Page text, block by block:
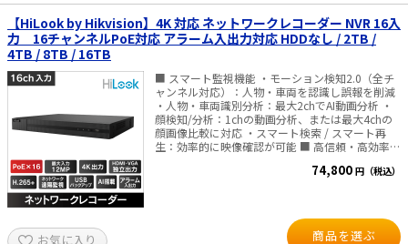
ックアップできます。 バックアップした録画デ
ータをパソコンで再生できます。 ●PoE給電に対
応 LANケーブルを使用して電源を給電できます
ので、電源がない場所でもカメラの設置が可能で
ワークに接続することで、本機から離れたところ
でも、WEBブラウザー画面からカメラのライブ映
像を見たり、録画データを視聴できます。また、
設定変更や光学ズームに対応したカメラの画像調
整も行えます。 ●ハードディスク容量の選択が可
能 ハードディスク容量（2TB、4TB、6TB、
8TB）を選択できます。 ●複数のカメラ映像を分
割表示 分割表示できますから、最大4台のカメ
ジュール録画／イベント録画／モーション録画 ・
表示画面モード：1、4、6、9分割 ・再生速度：2
【HiLook by Hikvision】4K 対応 ネットワークレコーダー NVR 16入
力 16チャンネルPoE対応 アラーム入出力対応 HDDなし / 2TB /
4TB / 8TB / 16TB
■ スマート監視機能 ・モーション検知2.0（全チ
ャンネル対応）：人物・車両を認識し誤報を削減
・人物・車両識別分析：最大2chでAI動画分析 ・
顔検知/分析：1chの動画分析、または最大4chの
顔画像比較に対応 ・スマート検索 / スマート再
生：効率的に映像確認が可能 ■ 高信頼・高効率な
約75％削減 ・TLS暗号化技術採用で、安全な映像
再生 ・SATA×2（最大16TB）対応 ・最大16ch同
74,800 円（税込）
お気に入り 商品を選ぶ